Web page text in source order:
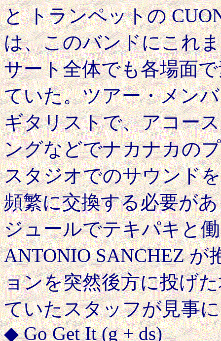
と トランペットの
は、このバンドにこれ
サート全体でも各場面
ていた。ツアー・メン
ギタリストで、アコー
ングなどでナカナカの
スタジオでのサウンド
頻繁に交換する必要が
ジュールでテキパキと
ANTONIO SANCHEZ
ョンを突然後方に投げ
ていたスタッフが見事
◆ Go Get It (g + ds)